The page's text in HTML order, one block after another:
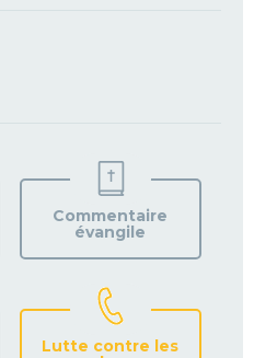
VOTRE
PAROISSE
Commentaire
évangile
Lutte contre les